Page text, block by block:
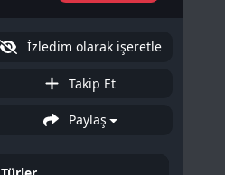
İzledim olarak işeretle
Takip Et
Paylaş